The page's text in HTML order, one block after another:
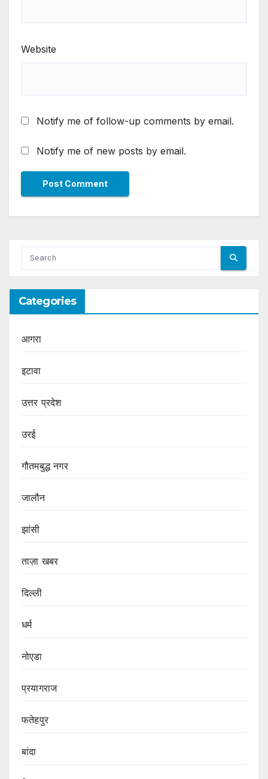
Website
Notify me of follow-up comments by email.
Notify me of new posts by email.
Categories
आगरा
इटावा
उत्तर प्रदेश
उरई
गौतमबुद्ध नगर
जालौन
झांसी
ताज़ा खबर
दिल्ली
धर्म
नोएडा
प्रयागराज
फतेहपुर
बांदा